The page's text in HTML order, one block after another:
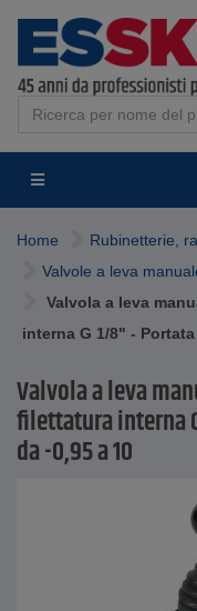
Home
Rubinetterie,
Valvole a leva
Valvola a leva
interna G 1/8" -
Valvola a leva
filettatura interna
da -0,95 a 10